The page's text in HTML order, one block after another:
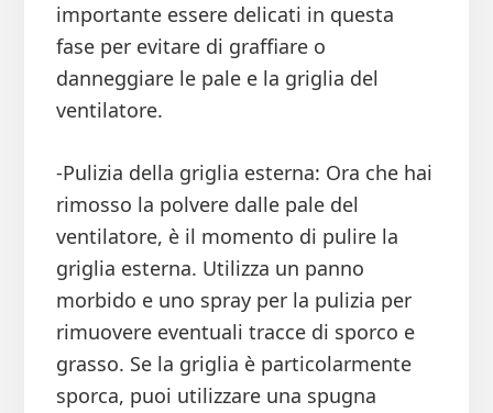
importante essere delicati in questa
fase per evitare di graffiare o
danneggiare le pale e la griglia del
ventilatore.
-Pulizia della griglia esterna: Ora che hai
rimosso la polvere dalle pale del
ventilatore, è il momento di pulire la
griglia esterna. Utilizza un panno
morbido e uno spray per la pulizia per
rimuovere eventuali tracce di sporco e
grasso. Se la griglia è particolarmente
sporca, puoi utilizzare una spugna